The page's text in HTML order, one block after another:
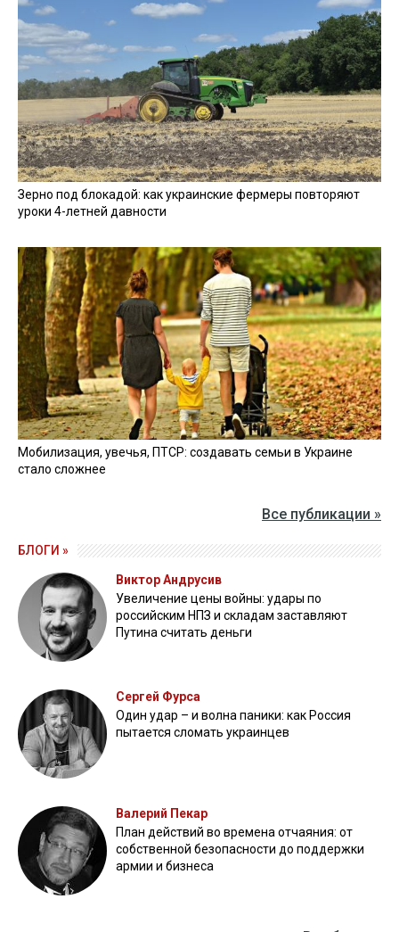
Зерно под блокадой: как украинские фермеры повторяют
уроки 4-летней давности
Мобилизация, увечья, ПТСР: создавать семьи в Украине
стало сложнее
Все публикации »
БЛОГИ »
Виктор Андрусив
Увеличение цены войны: удары по
российским НПЗ и складам заставляют
Путина считать деньги
Сергей Фурса
Один удар – и волна паники: как Россия
пытается сломать украинцев
Валерий Пекар
План действий во времена отчаяния: от
собственной безопасности до поддержки
армии и бизнеса